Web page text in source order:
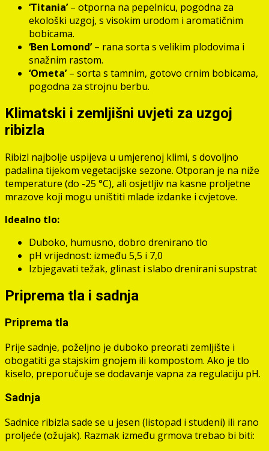
‘Titania’– otporna na pepelnicu, pogodna za
ekološki uzgoj, s visokim urodom i aromatičnim
bobicama.
‘Ben Lomond’– rana sorta s velikim plodovima i
snažnim rastom.
‘Ometa’– sorta s tamnim, gotovo crnim bobicama,
pogodna za strojnu berbu.
Klimatski i zemljišni uvjeti za uzgoj
ribizla
Ribizl najbolje uspijeva u umjerenoj klimi, s dovoljno
padalina tijekom vegetacijske sezone. Otporan je na niže
temperature (do -25 °C), ali osjetljiv na kasne proljetne
mrazove koji mogu uništiti mlade izdanke i cvjetove.
Idealno tlo:
Duboko, humusno, dobro drenirano tlo
pH vrijednost: između 5,5 i 7,0
Izbjegavati težak, glinast i slabo drenirani supstrat
Priprema tla i sadnja
Priprema tla
Prije sadnje, poželjno je duboko preorati zemljište i
obogatiti ga stajskim gnojem ili kompostom. Ako je tlo
kiselo, preporučuje se dodavanje vapna za regulaciju pH.
Sadnja
Sadnice ribizla sade se u jesen (listopad i studeni) ili rano
proljeće (ožujak). Razmak između grmova trebao bi biti: